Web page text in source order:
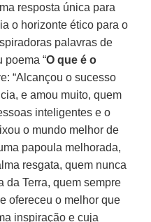
resposta única para
o horizonte ético para o
palavras de
poema “O que é o
“Alcançou o sucesso
e amou muito, quem
inteligentes e o
o mundo melhor de
papoula melhorada,
resgata, quem nunca
da Terra, quem sempre
ofereceu o melhor que
inspiração e cuja